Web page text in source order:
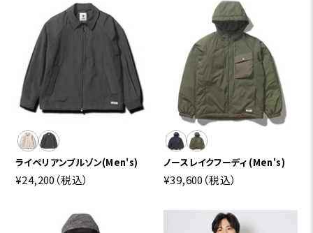
ライペリアンブルゾン(Men's)
¥24,200 （税込）
ノースレイクフーディ (Men's)
¥39,600 （税込）